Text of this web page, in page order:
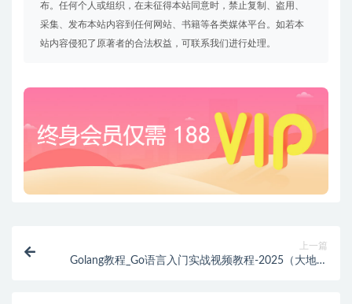
布。任何个人或组织，在未征得本站同意时，禁止复制、盗用、
采集、发布本站内容到任何网站、书籍等各类媒体平台。如若本
站内容侵犯了原著者的合法权益，可联系我们进行处理。
上一篇
Golang教程_Go语言入门实战视频教程-2025（大地老